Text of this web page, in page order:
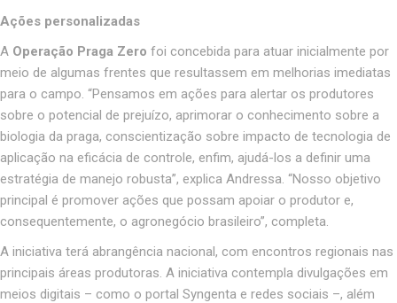
Ações personalizadas
A Operação Praga Zero foi concebida para atuar inicialmente por
meio de algumas frentes que resultassem em melhorias imediatas
para o campo. “Pensamos em ações para alertar os produtores
sobre o potencial de prejuízo, aprimorar o conhecimento sobre a
biologia da praga, conscientização sobre impacto de tecnologia de
aplicação na eficácia de controle, enfim, ajudá-los a definir uma
estratégia de manejo robusta”, explica Andressa. “Nosso objetivo
principal é promover ações que possam apoiar o produtor e,
consequentemente, o agronegócio brasileiro”, completa.
A iniciativa terá abrangência nacional, com encontros regionais nas
principais áreas produtoras. A iniciativa contempla divulgações em
meios digitais – como o portal Syngenta e redes sociais –, além